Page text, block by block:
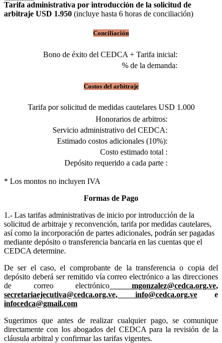
Tarifa administrativa por introducción de la solicitud de
arbitraje USD 1.950 (incluye hasta 6 horas de conciliación)
Conciliación
Bono de éxito del CEDCA + Tarifa inicial:
% de la demanda:
Costos del arbitraje
Tarifa por solicitud de medidas cautelares USD 1.000
Honorarios de arbitros:
Servicio administrativo del CEDCA:
Estimado costos adicionales (10%):
Costo estimado total :
Depósito requerido a cada parte :
* Los montos no incluyen IVA
Formas de Pago
1.- Las tarifas administrativas de inicio por introducción de la
solicitud de arbitraje y reconvención, tarifa por medidas cautelares,
así como la incorporación de partes adicionales, podrán ser pagadas
mediante depósito o transferencia bancaria en las cuentas que el
CEDCA determine.
De ser el caso, el comprobante de la transferencia o copia del
depósito deberá ser remitido vía correo electrónico a las direcciones
de correo electrónico mgonzalez@cedca.org.ve,
secretariaejecutiva@cedca.org.ve, info@cedca.org.vee
infocedca@gmail.com
Sugerimos que antes de realizar cualquier pago, se comunique
directamente con los abogados del CEDCA para la revisión de la
cláusula arbitral y confirmar las tarifas vigentes.